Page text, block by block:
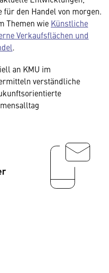
für den Handel von morgen.
Themen wie Künstliche
Verkaufsflächen und
.
an KMU im
verständliche